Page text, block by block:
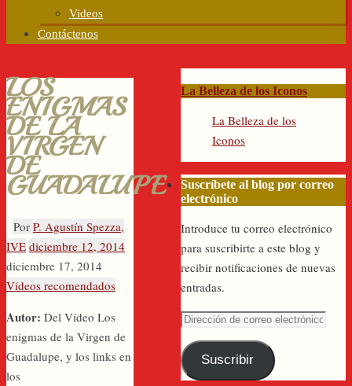
Videos
Contáctenos
LOS
ENIGMAS
DE LA
VIRGEN
DE
GUADALUPE
Por P. Agustín Spezza,
IVE diciembre 12, 2014
diciembre 17, 2014
Vídeos recomendados
Autor: Del Vídeo Los
enigmas de la Virgen de
Guadalupe, y los links en
los
La Belleza de los Iconos
La Belleza de los
Iconos
Suscríbete al blog por correo
electrónico
Introduce tu correo electrónico
para suscribirte a este blog y
recibir notificaciones de nuevas
entradas.
Dirección
correo
electrónico
Suscribir